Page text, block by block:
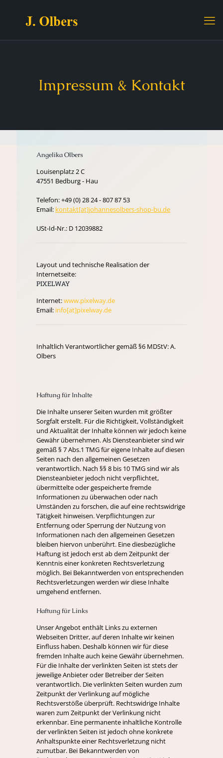
Impressum & Kontakt
Angelika Olbers
Louisenplatz 2 C
47551 Bedburg - Hau
Telefon: +49 (0) 28 24 - 807 87 53
Email: kontakt[at]johannesolbers-shop-bu.de
USt-Id-Nr.: D 12039882
Layout und technische Realisation der
Internetseite:
PIXELWAY
Internet:www.pixelway.de
Email: info[at]pixelway.de
Inhaltlich Verantwortlicher gemäß §6 MDStV: A.
Olbers
Haftung für Inhalte
Die Inhalte unserer Seiten wurden mit größter
Sorgfalt erstellt. Für die Richtigkeit, Vollständigkeit
und Aktualität der Inhalte können wir jedoch keine
Gewähr übernehmen. Als Diensteanbieter sind wir
gemäß § 7 Abs.1 TMG für eigene Inhalte auf diesen
Seiten nach den allgemeinen Gesetzen
verantwortlich. Nach §§ 8 bis 10 TMG sind wir als
Diensteanbieter jedoch nicht verpflichtet,
übermittelte oder gespeicherte fremde
Informationen zu überwachen oder nach
Umständen zu forschen, die auf eine rechtswidrige
Tätigkeit hinweisen. Verpflichtungen zur
Entfernung oder Sperrung der Nutzung von
Informationen nach den allgemeinen Gesetzen
bleiben hiervon unberührt. Eine diesbezügliche
Haftung ist jedoch erst ab dem Zeitpunkt der
Kenntnis einer konkreten Rechtsverletzung
möglich. Bei Bekanntwerden von entsprechenden
Rechtsverletzungen werden wir diese Inhalte
umgehend entfernen.
Haftung für Links
Unser Angebot enthält Links zu externen
Webseiten Dritter, auf deren Inhalte wir keinen
Einfluss haben. Deshalb können wir für diese
fremden Inhalte auch keine Gewähr übernehmen.
Für die Inhalte der verlinkten Seiten ist stets der
jeweilige Anbieter oder Betreiber der Seiten
verantwortlich. Die verlinkten Seiten wurden zum
Zeitpunkt der Verlinkung auf mögliche
Rechtsverstöße überprüft. Rechtswidrige Inhalte
waren zum Zeitpunkt der Verlinkung nicht
erkennbar. Eine permanente inhaltliche Kontrolle
der verlinkten Seiten ist jedoch ohne konkrete
Anhaltspunkte einer Rechtsverletzung nicht
zumutbar. Bei Bekanntwerden von